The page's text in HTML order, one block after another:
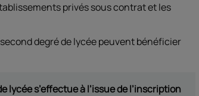
privés sous contrat et les
degré de lycée peuvent bénéficier
lycée s’effectue à l’issue de l’inscription